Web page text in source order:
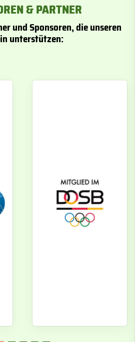
& PARTNER
und Sponsoren, die unseren
unterstützen: